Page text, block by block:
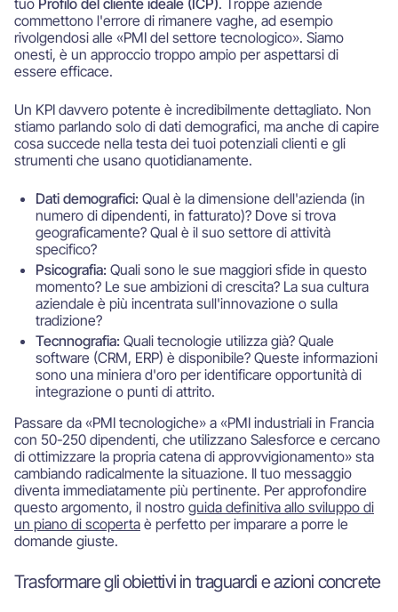
tuo Profilo del cliente ideale (ICP). Troppe aziende
commettono l'errore di rimanere vaghe, ad esempio
rivolgendosi alle «PMI del settore tecnologico». Siamo
onesti, è un approccio troppo ampio per aspettarsi di
essere efficace.
Un KPI davvero potente è incredibilmente dettagliato. Non
stiamo parlando solo di dati demografici, ma anche di capire
cosa succede nella testa dei tuoi potenziali clienti e gli
strumenti che usano quotidianamente.
Dati demografici: Qual è la dimensione dell'azienda (in
numero di dipendenti, in fatturato)? Dove si trova
geograficamente? Qual è il suo settore di attività
specifico?
Psicografia: Quali sono le sue maggiori sfide in questo
momento? Le sue ambizioni di crescita? La sua cultura
aziendale è più incentrata sull'innovazione o sulla
tradizione?
Tecnnografia: Quali tecnologie utilizza già? Quale
software (CRM, ERP) è disponibile? Queste informazioni
sono una miniera d'oro per identificare opportunità di
integrazione o punti di attrito.
Passare da «PMI tecnologiche» a «PMI industriali in Francia
con 50-250 dipendenti, che utilizzano Salesforce e cercano
di ottimizzare la propria catena di approvvigionamento» sta
cambiando radicalmente la situazione. Il tuo messaggio
diventa immediatamente più pertinente. Per approfondire
questo argomento, il nostro guida definitiva allo sviluppo di
un piano di scoperta è perfetto per imparare a porre le
domande giuste.
Trasformare gli obiettivi in traguardi e azioni concrete